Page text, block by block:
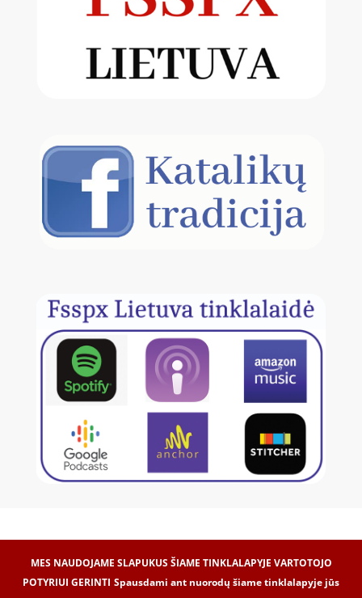
MES NAUDOJAME SLAPUKUS ŠIAME TINKLALAPYJE VARTOTOJO
POTYRIUI GERINTI Spausdami ant nuorodų šiame tinklalapyje jūs